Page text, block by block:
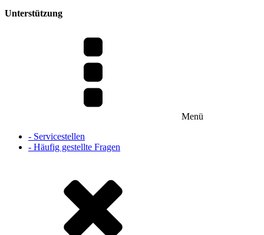
Unterstützung
Menü
- Servicestellen
- Häufig gestellte Fragen